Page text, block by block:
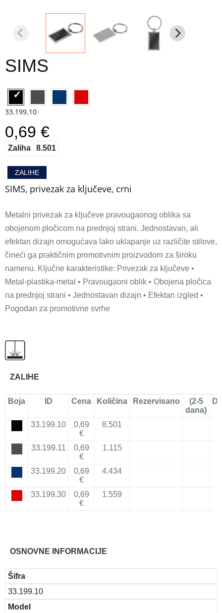
SIMS
33.199.10
0,69 €
Zaliha 8.501
ZALIHE
SIMS, privezak za ključeve, crni
Metalni privezak za ključeve pravougaonog oblika sa
obojenom pločicom na prednjoj strani. Jednostavan, ali
efektan dizajn omogućava lako uklapanje uz različite stilove,
čineći ga praktičnim promotivnim proizvodom za široku
namenu. Ključne karakteristike: Privezak za ključeve •
Metal-plastika-metal • Pravougaoni oblik • Obojena pločica
na prednjoj strani • Jednostavan dizajn • Efektan izgled •
Pogodan za promotivne svrhe
ZALIHE
Boja ID Cena Količina Rezervisano
(2-5
dana)
33.199.10
0,69
€
8.501
33.199.11
0,69
€
1.115
33.199.20
0,69
€
4.434
33.199.30
0,69
€
1.559
OSNOVNE INFORMACIJE
Šifra
33.199.10
Model